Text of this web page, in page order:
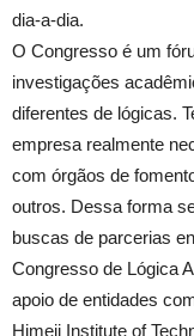
dia-a-dia.
O Congresso é um
investigações
diferentes de lógicas.
empresa realmente
com órgãos de
outros. Dessa forma
buscas de parcerias
Congresso de Lógica
apoio de entidades
Himeji Institute of